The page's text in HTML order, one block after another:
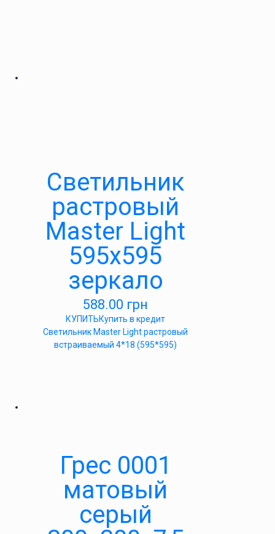
Светильник
растровый
Master Light
595х595
зеркало
588.00 грн
КУПИТЬКупить в кредит
Светильник Master Light растровый
встраиваемый 4*18 (595*595)
Грес 0001
матовый
серый